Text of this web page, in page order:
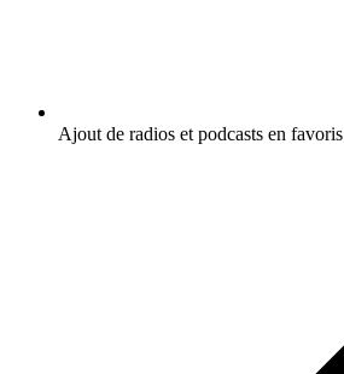
Ajout de radios et podcasts en favoris